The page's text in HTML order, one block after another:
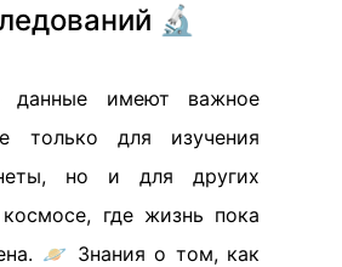
🔬
данные имеют важное
только для изучения
но и для других
где жизнь пока
🪐 Знания о том, как